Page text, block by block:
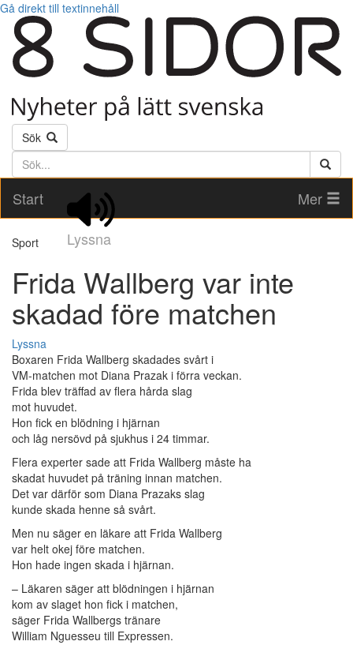
Gå direkt till textinnehåll
Sök
Söktext
Start
Lyssna
Mer
Sport
Frida Wallberg var inte
skadad före matchen
Lyssna
Boxaren Frida Wallberg skadades svårt i
VM-matchen mot Diana Prazak i förra veckan.
Frida blev träffad av flera hårda slag
mot huvudet.
Hon fick en blödning i hjärnan
och låg nersövd på sjukhus i 24 timmar.
Flera experter sade att Frida Wallberg måste ha
skadat huvudet på träning innan matchen.
Det var därför som Diana Prazaks slag
kunde skada henne så svårt.
Men nu säger en läkare att Frida Wallberg
var helt okej före matchen.
Hon hade ingen skada i hjärnan.
– Läkaren säger att blödningen i hjärnan
kom av slaget hon fick i matchen,
säger Frida Wallbergs tränare
William Nguesseu till Expressen.